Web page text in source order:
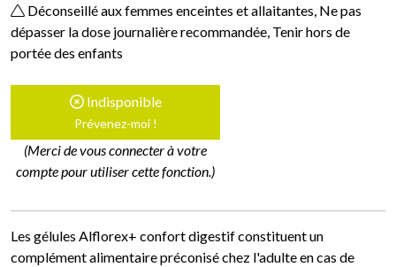
Déconseillé aux femmes enceintes et allaitantes, Ne pas
dépasser la dose journalière recommandée, Tenir hors de
portée des enfants
Indisponible
Prévenez-moi !
(Merci de vous connecter à votre
compte pour utiliser cette fonction.)
Les gélules Alflorex+ confort digestif constituent un
complément alimentaire préconisé chez l'adulte en cas de